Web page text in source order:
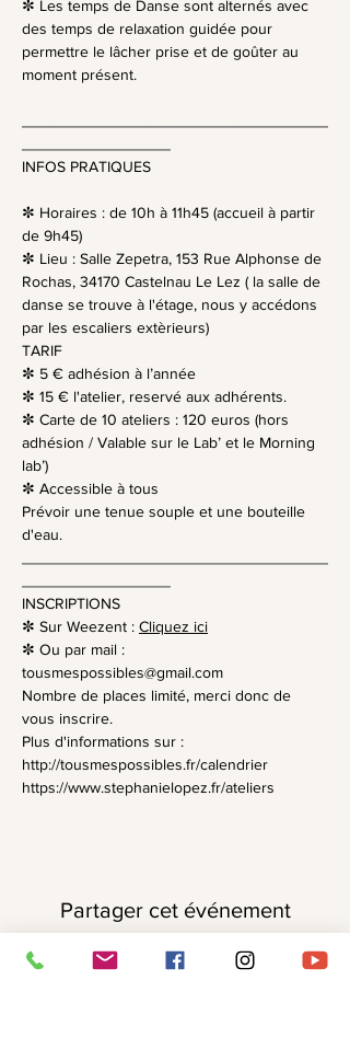
✼ Les temps de Danse sont alternés avec
des temps de relaxation guidée pour
permettre le lâcher prise et de goûter au
moment présent.
INFOS PRATIQUES
✼ Horaires : de 10h à 11h45 (accueil à partir
de 9h45)
✼ Lieu : Salle Zepetra, 153 Rue Alphonse de
Rochas, 34170 Castelnau Le Lez ( la salle de
danse se trouve à l'étage, nous y accédons
par les escaliers extèrieurs)
TARIF
✼ 5 € adhésion à l’année
✼ 15 € l'atelier, reservé aux adhérents.
✼ Carte de 10 ateliers : 120 euros (hors
adhésion / Valable sur le Lab’ et le Morning
lab’)
✼ Accessible à tous
Prévoir une tenue souple et une bouteille
d'eau.
INSCRIPTIONS
✼ Sur Weezent : Cliquez ici
✼ Ou par mail :
tousmespossibles@gmail.com
Nombre de places limité, merci donc de
vous inscrire.
Plus d'informations sur :
http://tousmespossibles.fr/calendrier
https://www.stephanielopez.fr/ateliers
Partager cet événement